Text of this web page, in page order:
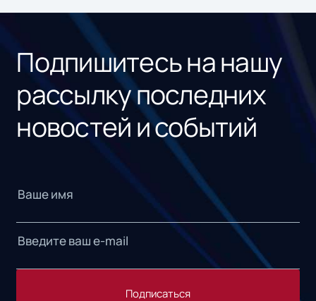
Подпишитесь на нашу
рассылку последних
новостей и событий
Подписаться